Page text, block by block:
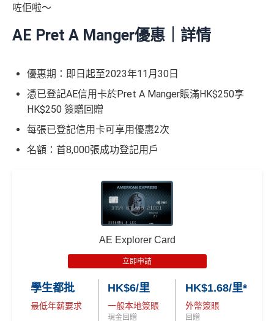
咗佢啦～
AE Pret A Manger優惠｜詳情
優惠期：即日起至2023年11月30日
憑已登記AE信用卡於Pret A Manger賬滿HK$250享
HK$250 簽贈回贈
每張已登記信用卡可享用優惠2次
名額：首8,000張成功登記用戶
AE Explorer Card
立即申請
學生都批
最低年薪要求
HK$6/里
一般本地簽賬
現金回贈
HK$1.68/里*
外幣簽賬
回贈